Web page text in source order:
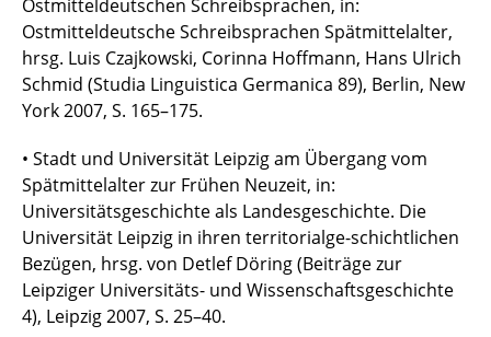
Ostmitteldeutschen Schreibsprachen, in:
Ostmitteldeutsche Schreibsprachen Spätmittelalter,
hrsg. Luis Czajkowski, Corinna Hoffmann, Hans Ulrich
Schmid (Studia Linguistica Germanica 89), Berlin, New
York 2007, S. 165–175.
• Stadt und Universität Leipzig am Übergang vom
Spätmittelalter zur Frühen Neuzeit, in:
Universitätsgeschichte als Landesgeschichte. Die
Universität Leipzig in ihren territorialge-schichtlichen
Bezügen, hrsg. von Detlef Döring (Beiträge zur
Leipziger Universitäts- und Wissenschaftsgeschichte
4), Leipzig 2007, S. 25–40.